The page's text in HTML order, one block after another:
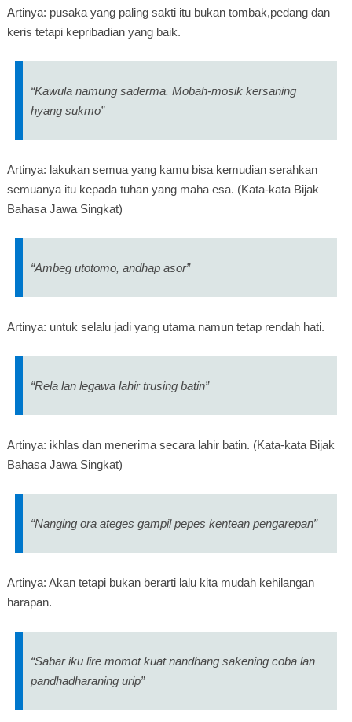
Artinya: pusaka yang paling sakti itu bukan tombak,pedang dan
keris tetapi kepribadian yang baik.
“Kawula namung saderma. Mobah-mosik kersaning
hyang sukmo”
Artinya: lakukan semua yang kamu bisa kemudian serahkan
semuanya itu kepada tuhan yang maha esa. (Kata-kata Bijak
Bahasa Jawa Singkat)
“Ambeg utotomo, andhap asor”
Artinya: untuk selalu jadi yang utama namun tetap rendah hati.
“Rela lan legawa lahir trusing batin”
Artinya: ikhlas dan menerima secara lahir batin. (Kata-kata Bijak
Bahasa Jawa Singkat)
“Nanging ora ateges gampil pepes kentean pengarepan”
Artinya: Akan tetapi bukan berarti lalu kita mudah kehilangan
harapan.
“Sabar iku lire momot kuat nandhang sakening coba lan
pandhadharaning urip”